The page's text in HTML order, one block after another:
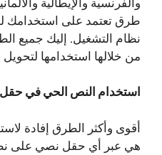
والفرنسية والإيطالية
طرق تعتمد على استخدامك
نظام التشغيل. إليك جميع
من خلالها استخدامها
استخدام النص الحي في